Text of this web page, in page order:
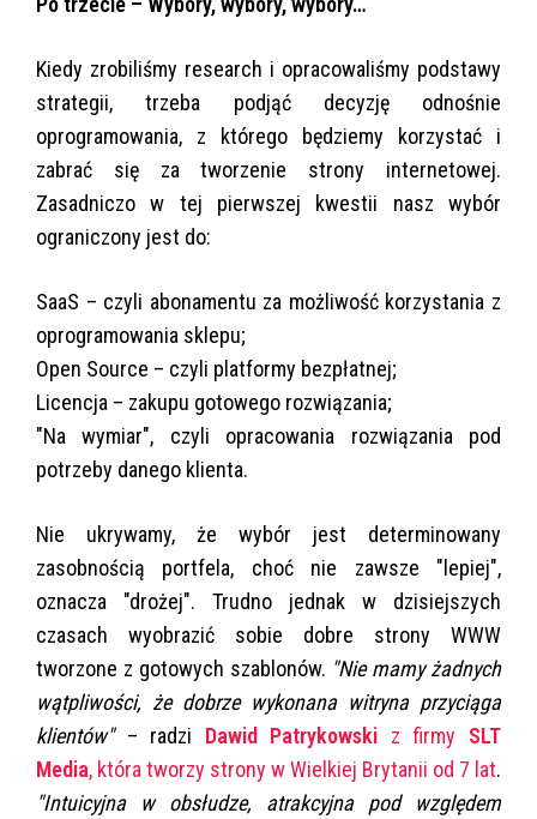
Kiedy zrobiliśmy research i opracowaliśmy podstawy
strategii, trzeba podjąć decyzję odnośnie
oprogramowania, z którego będziemy korzystać i
zabrać się za tworzenie strony internetowej.
Zasadniczo w tej pierwszej kwestii nasz wybór
ograniczony jest do:
SaaS – czyli abonamentu za możliwość korzystania z
oprogramowania sklepu;
Open Source – czyli platformy bezpłatnej;
Licencja – zakupu gotowego rozwiązania;
"Na wymiar", czyli opracowania rozwiązania pod
potrzeby danego klienta.
Nie ukrywamy, że wybór jest determinowany
zasobnością portfela, choć nie zawsze "lepiej",
oznacza "drożej". Trudno jednak w dzisiejszych
czasach wyobrazić sobie dobre strony WWW
tworzone z gotowych szablonów. "Nie mamy żadnych
wątpliwości, że dobrze wykonana witryna przyciąga
klientów"– radzi Dawid Patrykowski z firmy SLT
Media, która tworzy strony w Wielkiej Brytanii od 7 lat.
"Intuicyjna w obsłudze, atrakcyjna pod względem